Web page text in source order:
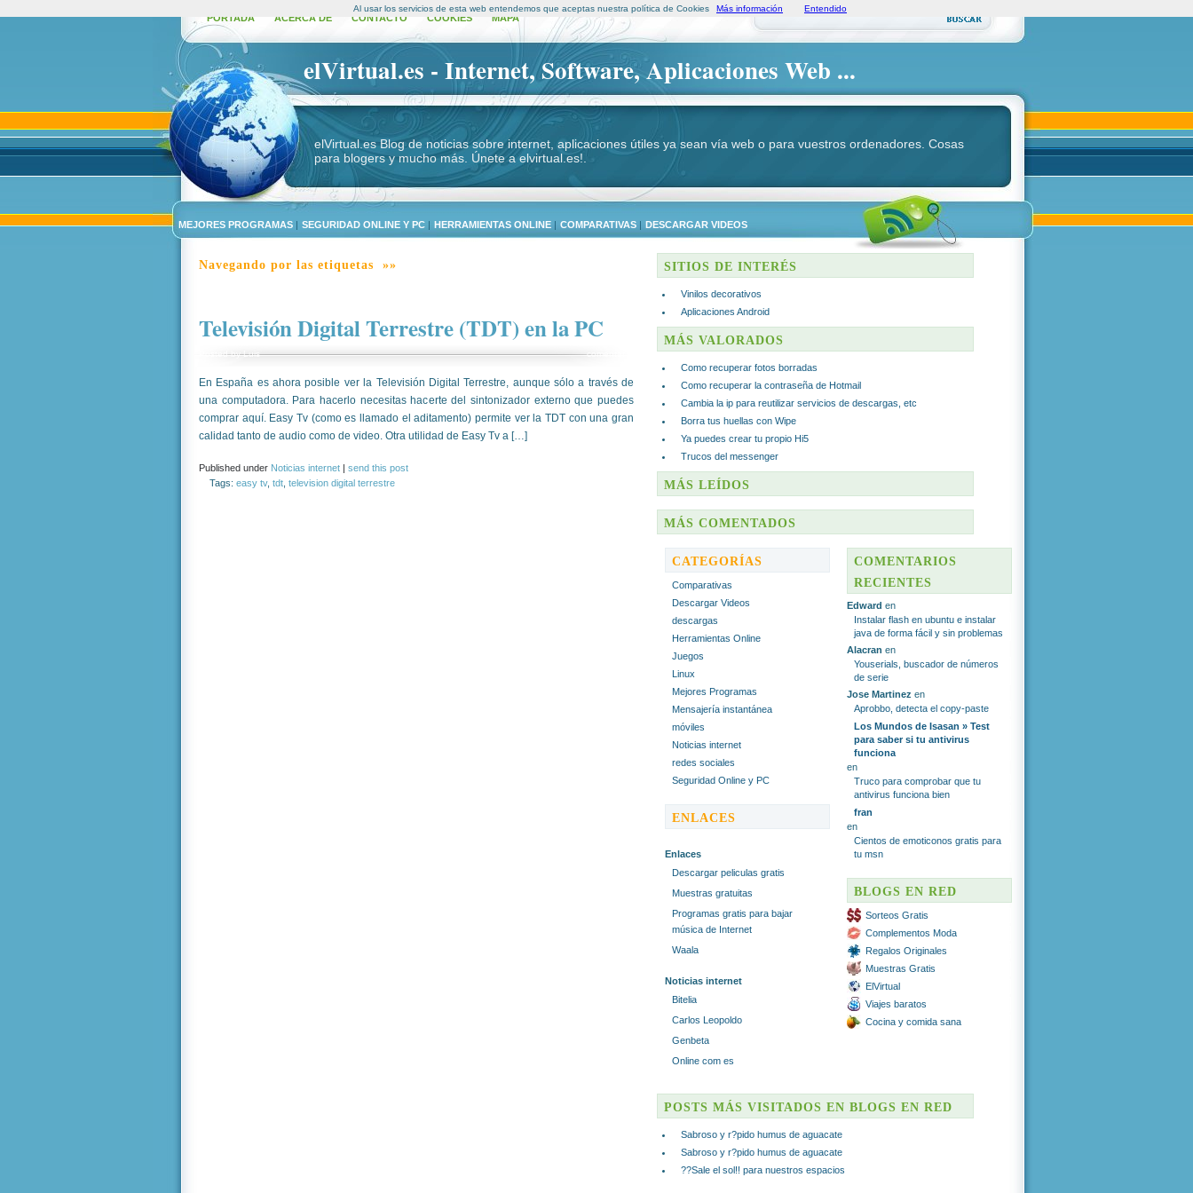
PORTADA ACERCA DE CONTACTO COOKIES MAPA
elVirtual.es - Internet, Software, Aplicaciones Web ...
elVirtual.es Blog de noticias sobre internet, aplicaciones útiles ya sean vía web o para vuestros ordenadores. Cosas
para blogers y mucho más. Únete a elvirtual.es!.
MEJORES PROGRAMAS | SEGURIDAD ONLINE Y PC | HERRAMIENTAS ONLINE | COMPARATIVAS | DESCARGAR VIDEOS
Navegando por las etiquetas »»
Televisión Digital Terrestre (TDT) en la PC
comentar
Posted byLuis
En España es ahora posible ver la Televisión Digital Terrestre, aunque sólo a través de
una computadora. Para hacerlo necesitas hacerte del sintonizador externo que puedes
comprar aquí. Easy Tv (como es llamado el aditamento) permite ver la TDT con una gran
calidad tanto de audio como de video. Otra utilidad de Easy Tv a […]
Published under Noticias internet | send this post
Tags: easy tv, tdt television digital terrestre
SITIOS DE INTERÉS
Vinilos decorativos
Aplicaciones Android
MÁS VALORADOS
Como recuperar fotos borradas
Como recuperar la contraseña de Hotmail
Cambia la ip para reutilizar servicios de descargas, etc
Borra tus huellas con Wipe
Ya puedes crear tu propio Hi5
Trucos del messenger
MÁS LEÍDOS
MÁS COMENTADOS
CATEGORÍAS
Comparativas
Descargar Videos
descargas
Herramientas Online
Juegos
Linux
Mejores Programas
Mensajería instantánea
móviles
Noticias internet
redes sociales
Seguridad Online y PC
ENLACES
Enlaces
Descargar peliculas gratis
Muestras gratuitas
Programas gratis para bajar
música de Internet
Waala
Noticias internet
Bitelia
Carlos Leopoldo
Genbeta
Online com es
COMENTARIOS
RECIENTES
Edward en
Instalar flash en ubuntu e instalar
java de forma fácil y sin problemas
Alacran en
Youserials, buscador de números
de serie
Jose Martinez en
Aprobbo, detecta el copy-paste
Los Mundos de Isasan » Test
para saber si tu antivirus
funciona
en
Truco para comprobar que tu
antivirus funciona bien
fran
en
Cientos de emoticonos gratis para
tu msn
BLOGS EN RED
Sorteos Gratis
Complementos Moda
Regalos Originales
Muestras Gratis
ElVirtual
Viajes baratos
Cocina y comida sana
POSTS MÁS VISITADOS EN BLOGS EN RED
Sabroso y r?pido humus de aguacate
Sabroso y r?pido humus de aguacate
??Sale el sol!! para nuestros espacios
Al usar los servicios de esta web entendemos que aceptas nuestra política de Cookies Más información Entendido